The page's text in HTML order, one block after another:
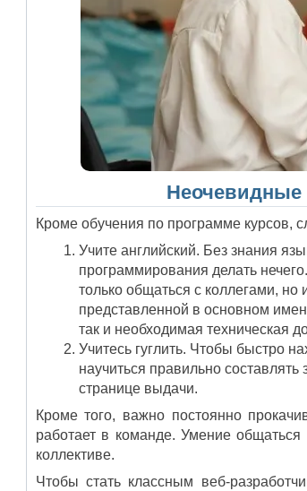
Неочевидные
Кроме обучения по программе курсов,
Учите английский. Без знания
программирования делать
только общаться с коллегами,
представленной в основном
так и необходимая техническая
Учитесь гуглить. Чтобы быстро
научиться правильно
странице выдачи.
Кроме того, важно постоянно
работает в команде. Умение
коллективе.
Чтобы стать классным веб-